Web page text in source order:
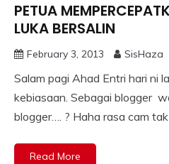
PETUA
LUKA BERSALIN
February 3, 2013 SisHaza
Salam pagi Ahad Entri hari ni
kebiasaan. Sebagai blogger
blogger…. ? Haha rasa cam
Read More